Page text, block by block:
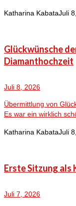
Katharina KabataJuli
Glückwünsche
Diamanthochzeit
Juli 8, 2026
Übermittlung von
Es war ein wirklich
Katharina KabataJuli
Erste Sitzung
Juli 7, 2026